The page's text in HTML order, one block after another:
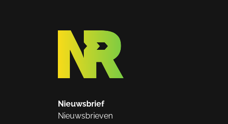
Nieuwsbrief
Nieuwsbrieven